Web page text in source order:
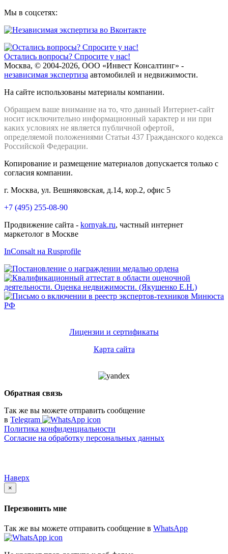
Мы в соцсетях:
Остались вопросы? Спросите у нас!
Москва, © 2004-2026, ООО «Инвест Консалтинг» -
независимая экспертиза автомобилей и недвижимости.
На сайте использованы материалы компании.
Обращаем ваше внимание на то, что данный Интернет-сайт
носит исключительно информационный характер и ни при
каких условиях не является публичной офертой,
определяемой положениями Статьи 437 Гражданского кодекса
Российской Федерации.
Копирование и размещение материалов допускается только с
согласия компании.
г. Москва, ул. Вешняковская, д.14, кор.2, офис 5
+7 (495) 255-08-90
Продвижение сайта - kornyak.ru, частный интернет
маркетолог в Москве
InConsalt на Rusprofile
Лицензии и сертификаты
Карта сайта
Обратная связь
Так же вы можете отправить сообщение
в Telegram
Политика конфиденциальности
Согласие на обработку персональных данных
Наверх
×
Перезвонить мне
Так же вы можете отправить сообщение в WhatsApp